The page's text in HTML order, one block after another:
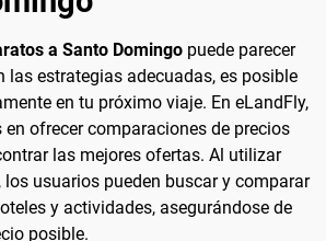
a Santo Domingo puede parecer
las estrategias adecuadas, es posible
en tu próximo viaje. En eLandFly,
ofrecer comparaciones de precios
las mejores ofertas. Al utilizar
usuarios pueden buscar y comparar
y actividades, asegurándose de
posible.